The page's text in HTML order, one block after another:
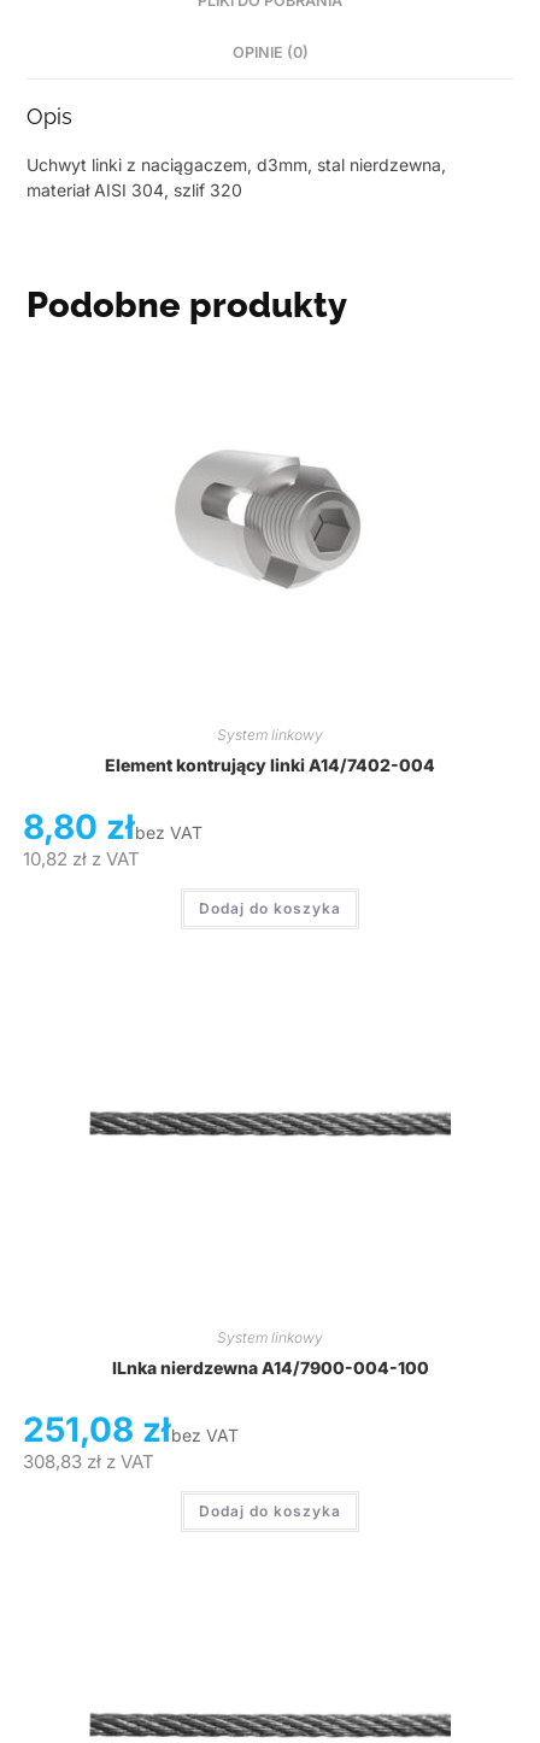
OPINIE (0)
Opis
Uchwyt linki z naciągaczem, d3mm, stal nierdzewna,
materiał AISI 304, szlif 320
Podobne produkty
System linkowy
Element kontrujący linki A14/7402-004
8,80 złbez VAT
10,82 złz VAT
Dodaj do koszyka
System linkowy
lLnka nierdzewna A14/7900-004-100
251,08 złbez VAT
308,83 złz VAT
Dodaj do koszyka